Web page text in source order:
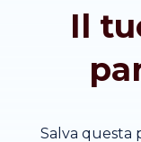
Il
Salva questa